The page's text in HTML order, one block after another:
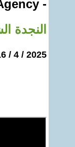
- Jinha Agency
النجدة
2025 / 4 / 16